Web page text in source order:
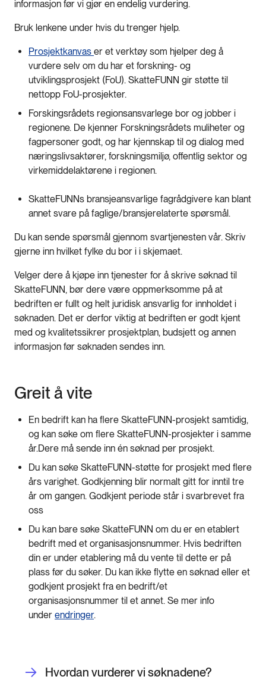
informasjon før vi gjør en endelig vurdering.
Bruk lenkene under hvis du trenger hjelp.
Prosjektkanvas er et verktøy som hjelper deg å
vurdere selv om du har et forskning- og
utviklingsprosjekt (FoU). SkatteFUNN gir støtte til
nettopp FoU-prosjekter.
Forskingsrådets regionsansvarlege bor og jobber i
regionene. De kjenner Forskningsrådets muliheter og
fagpersoner godt, og har kjennskap til og dialog med
næringslivsaktører, forskningsmiljø, offentlig sektor og
virkemiddelaktørene i regionen.
SkatteFUNNs bransjeansvarlige fagrådgivere kan blant
annet svare på faglige/bransjerelaterte spørsmål.
Du kan sende spørsmål gjennom svartjenesten vår. Skriv
gjerne inn hvilket fylke du bor i i skjemaet.
Velger dere å kjøpe inn tjenester for å skrive søknad til
SkatteFUNN, bør dere være oppmerksomme på at
bedriften er fullt og helt juridisk ansvarlig for innholdet i
søknaden. Det er derfor viktig at bedriften er godt kjent
med og kvalitetssikrer prosjektplan, budsjett og annen
informasjon før søknaden sendes inn.
Greit å vite
En bedrift kan ha flere SkatteFUNN-prosjekt samtidig,
og kan søke om flere SkatteFUNN-prosjekter i samme
år.Dere må sende inn én søknad per prosjekt.
Du kan søke SkatteFUNN-støtte for prosjekt med flere
års varighet. Godkjenning blir normalt gitt for inntil tre
år om gangen. Godkjent periode står i svarbrevet fra
oss
Du kan bare søke SkatteFUNN om du er en etablert
bedrift med et organisasjonsnummer. Hvis bedriften
din er under etablering må du vente til dette er på
plass før du søker. Du kan ikke flytte en søknad eller et
godkjent prosjekt fra en bedrift/et
organisasjonsnummer til et annet. Se mer info
under endringer.
Hvordan vurderer vi søknadene?